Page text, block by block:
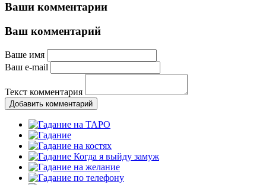
Ваши комментарии
Ваш комментарий
Ваше имя
Ваш e-mail
Текст комментария
Добавить комментарий